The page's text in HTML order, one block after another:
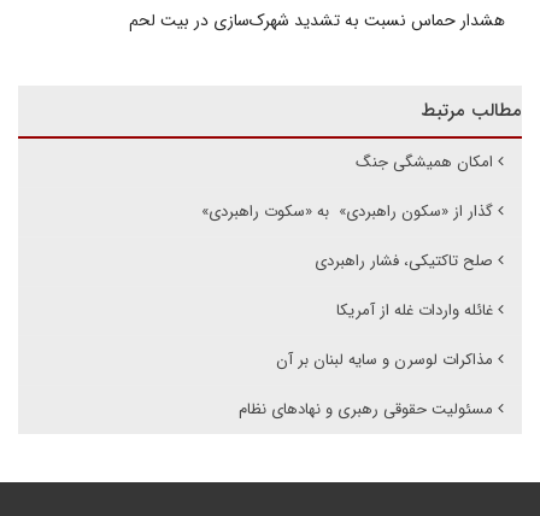
هشدار حماس نسبت به تشدید شهرک‌سازی در بیت‌ لحم
مطالب مرتبط
امکان همیشگی جنگ
گذار از «سکون راهبردی» به «سکوت راهبردی»
صلح تاکتیکی، فشار راهبردی
غائله واردات غله از آمریکا
مذاکرات لوسرن و سایه لبنان بر آن
مسئولیت حقوقی رهبری و نهادهای نظام